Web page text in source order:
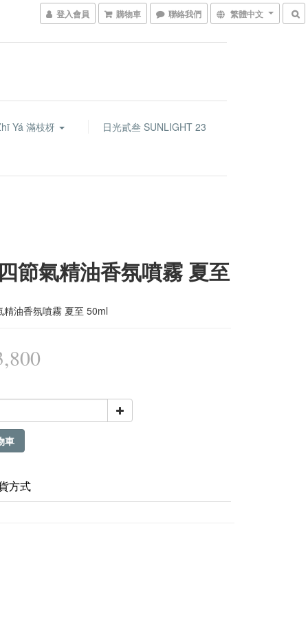
登入會員 購物車 聯絡我們 繁體中文
Yá 滿枝枒
日光貳叁 SUNLIGHT 23
節氣精油香氛噴霧 夏至
精油香氛噴霧 夏至 50ml
車
方式